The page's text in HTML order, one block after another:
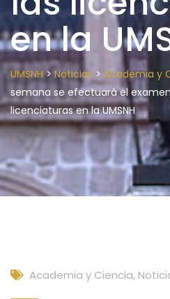
en la
UMSNH> Noticias > Academia y
semana se efectuará el
licenciaturas en la UMSNH
Academia y Ciencia,